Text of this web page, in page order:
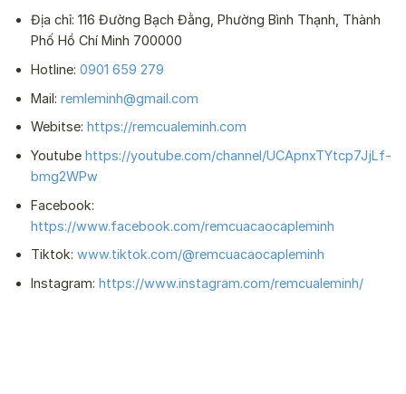
Địa chỉ: 116 Đường Bạch Đằng, Phường Bình Thạnh, Thành
Phố Hồ Chí Minh 700000
Hotline: 0901 659 279
Mail: remleminh@gmail.com
Webitse: https://remcualeminh.com
Youtube https://youtube.com/channel/UCApnxTYtcp7JjLf-
bmg2WPw
Facebook:
https://www.facebook.com/remcuacaocapleminh
Tiktok: www.tiktok.com/@remcuacaocapleminh
Instagram: https://www.instagram.com/remcualeminh/